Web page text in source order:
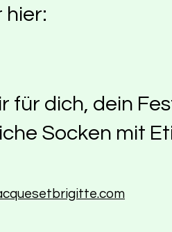
hier:
für dich, dein
Socken mit